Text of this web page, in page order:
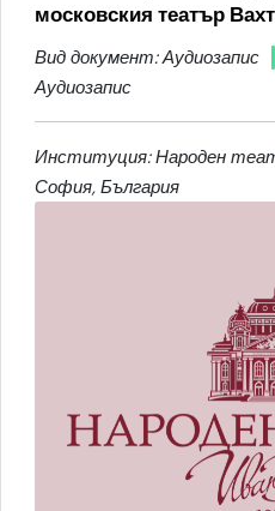
московския театър
Вид документ: Аудиозапис
Аудиозапис
Институция: Народен
София, България